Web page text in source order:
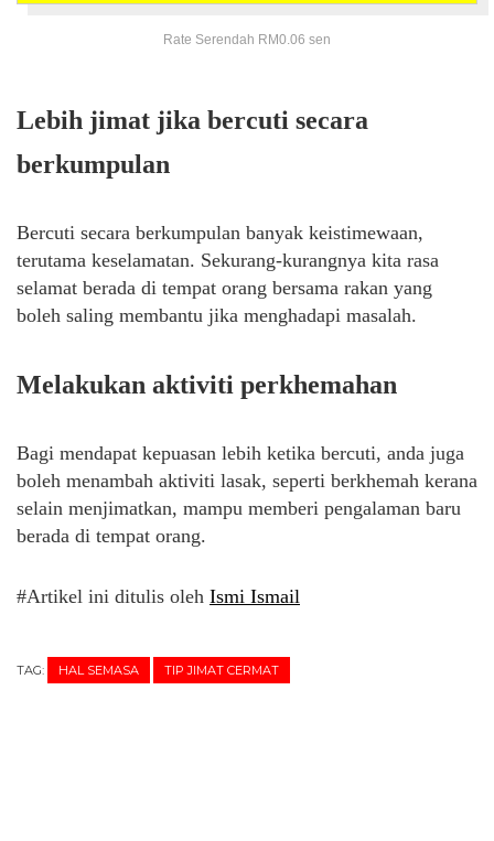
Rate Serendah RM0.06 sen
Lebih jimat jika bercuti secara
berkumpulan
Bercuti secara berkumpulan banyak keistimewaan,
terutama keselamatan. Sekurang-kurangnya kita rasa
selamat berada di tempat orang bersama rakan yang
boleh saling membantu jika menghadapi masalah.
Melakukan aktiviti perkhemahan
Bagi mendapat kepuasan lebih ketika bercuti, anda juga
boleh menambah aktiviti lasak, seperti berkhemah kerana
selain menjimatkan, mampu memberi pengalaman baru
berada di tempat orang.
#Artikel ini ditulis oleh Ismi Ismail
TAG: HAL SEMASA TIP JIMAT CERMAT